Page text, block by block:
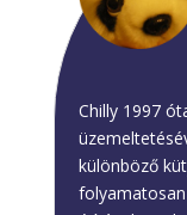
Chilly 1997
különböző